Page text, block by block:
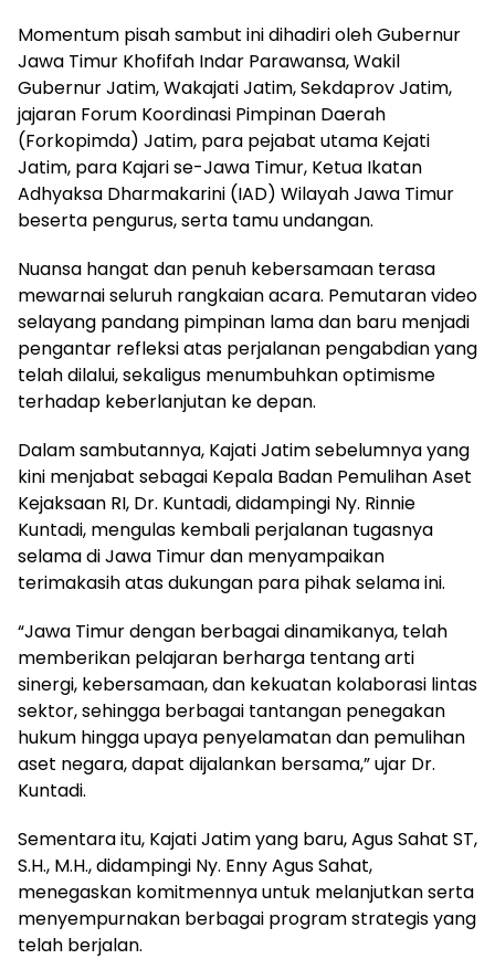
Momentum pisah sambut ini dihadiri oleh Gubernur
Jawa Timur Khofifah Indar Parawansa, Wakil
Gubernur Jatim, Wakajati Jatim, Sekdaprov Jatim,
jajaran Forum Koordinasi Pimpinan Daerah
(Forkopimda) Jatim, para pejabat utama Kejati
Jatim, para Kajari se-Jawa Timur, Ketua Ikatan
Adhyaksa Dharmakarini (IAD) Wilayah Jawa Timur
beserta pengurus, serta tamu undangan.
Nuansa hangat dan penuh kebersamaan terasa
mewarnai seluruh rangkaian acara. Pemutaran video
selayang pandang pimpinan lama dan baru menjadi
pengantar refleksi atas perjalanan pengabdian yang
telah dilalui, sekaligus menumbuhkan optimisme
terhadap keberlanjutan ke depan.
Dalam sambutannya, Kajati Jatim sebelumnya yang
kini menjabat sebagai Kepala Badan Pemulihan Aset
Kejaksaan RI, Dr. Kuntadi, didampingi Ny. Rinnie
Kuntadi, mengulas kembali perjalanan tugasnya
selama di Jawa Timur dan menyampaikan
terimakasih atas dukungan para pihak selama ini.
“Jawa Timur dengan berbagai dinamikanya, telah
memberikan pelajaran berharga tentang arti
sinergi, kebersamaan, dan kekuatan kolaborasi lintas
sektor, sehingga berbagai tantangan penegakan
hukum hingga upaya penyelamatan dan pemulihan
aset negara, dapat dijalankan bersama,” ujar Dr.
Kuntadi.
Sementara itu, Kajati Jatim yang baru, Agus Sahat ST,
S.H., M.H., didampingi Ny. Enny Agus Sahat,
menegaskan komitmennya untuk melanjutkan serta
menyempurnakan berbagai program strategis yang
telah berjalan.